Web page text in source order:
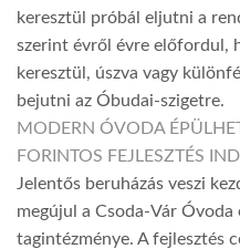
keresztül próbál eljutni a
szerint évről évre előfordul,
keresztül, úszva vagy
bejutni az Óbudai-szigetre.
MODERN ÓVODA
FORINTOS FEJLESZTÉS
Jelentős beruházás veszi
megújul a Csoda-Vár Óvoda
tagintézménye. A fejlesztés